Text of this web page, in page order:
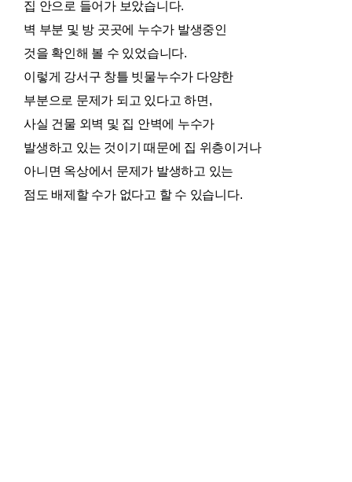
집 안으로 들어가 보았습니다.
벽 부분 및 방 곳곳에 누수가 발생중인
것을 확인해 볼 수 있었습니다.
이렇게 강서구 창틀 빗물누수가 다양한
부분으로 문제가 되고 있다고 하면,
사실 건물 외벽 및 집 안벽에 누수가
발생하고 있는 것이기 때문에 집 위층이거나
아니면 옥상에서 문제가 발생하고 있는
점도 배제할 수가 없다고 할 수 있습니다.